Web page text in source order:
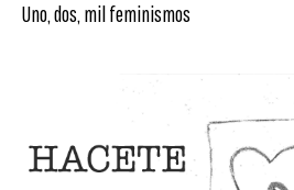
Uno, dos, mil feminismos